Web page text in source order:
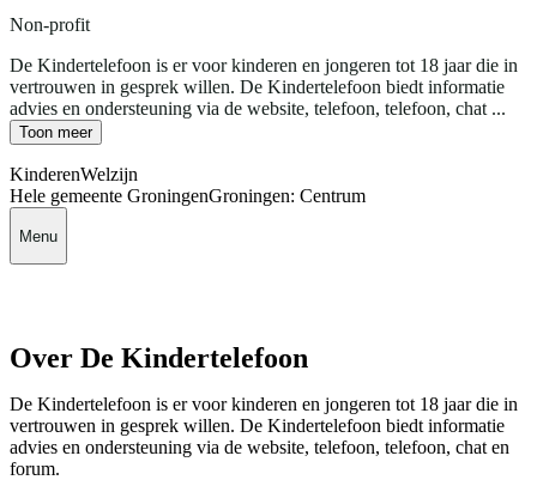
Non-profit
De Kindertelefoon is er voor kinderen en jongeren tot 18 jaar die in
vertrouwen in gesprek willen. De Kindertelefoon biedt informatie
advies en ondersteuning via de website, telefoon, telefoon, chat ...
Toon meer
KinderenWelzijn
Hele gemeente GroningenGroningen: Centrum
Menu
Over De Kindertelefoon
De Kindertelefoon is er voor kinderen en jongeren tot 18 jaar die in
vertrouwen in gesprek willen. De Kindertelefoon biedt informatie
advies en ondersteuning via de website, telefoon, telefoon, chat en
forum.